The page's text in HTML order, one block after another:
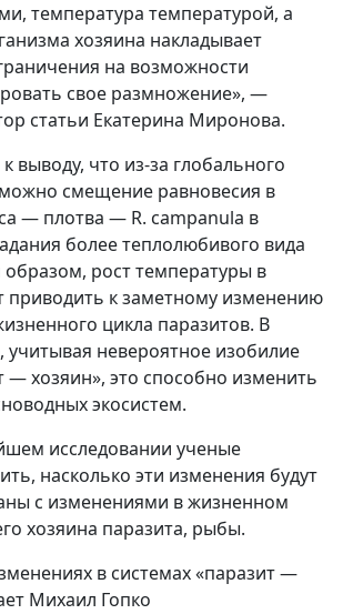
температура температурой, а
хозяина накладывает
на возможности
свое размножение», —
статьи Екатерина Миронова.
выводу, что из-за глобального
смещение равновесия в
— плотва — R. campanula в
более теплолюбивого вида
образом, рост температуры в
приводить к заметному изменению
цикла паразитов. В
учитывая невероятное изобилие
— хозяин», это способно изменить
экосистем.
исследовании ученые
насколько эти изменения будут
с изменениями в жизненном
хозяина паразита, рыбы.
в системах «паразит —
Михаил Гопко